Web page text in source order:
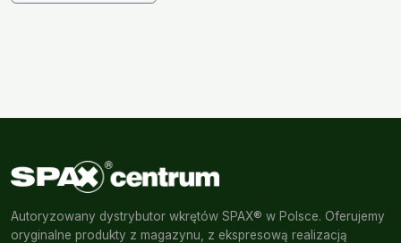
Autoryzowany dystrybutor wkrętów SPAX® w Polsce. Oferujemy
oryginalne produkty z magazynu, z ekspresową realizacją